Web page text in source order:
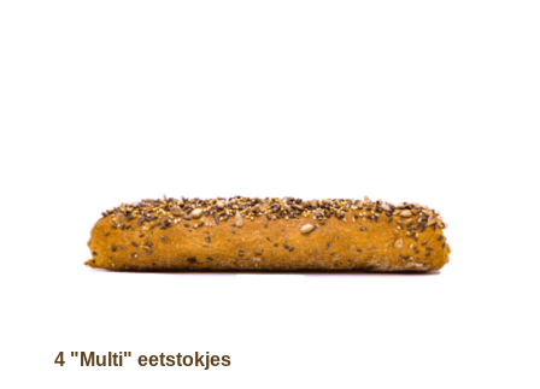
4 "Multi" eetstokjes